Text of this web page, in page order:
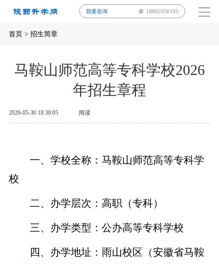
我要咨询 18892056195
首页> 招生简章
马鞍山师范高等专科学校2026
年招生章程
2026-05-30 18:30:05 阅读
一、学校全称： 马鞍山师范高等专科学
校
二、办学层次： 高职（专科）
三、办学类型： 公办高等专科学校
四、办学地址： 雨山校区（安徽省马鞍